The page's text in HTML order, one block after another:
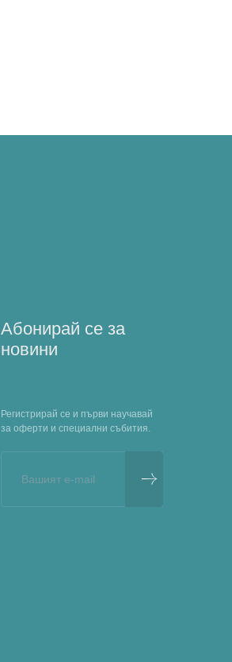
Абонирай се за
новини
Регистрирай се и първи научавай
за оферти и специални събития.